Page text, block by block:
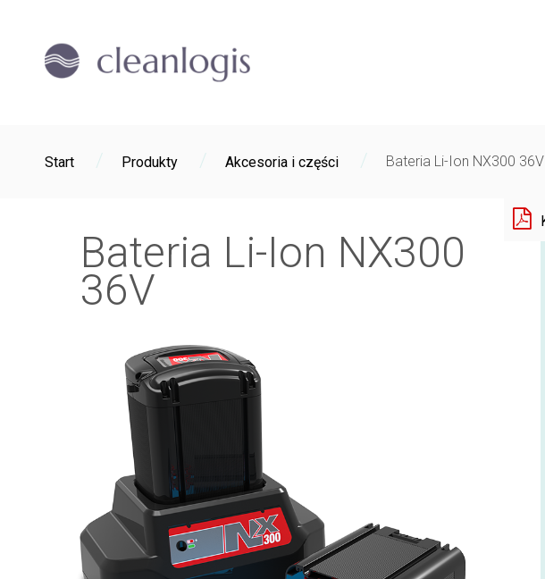
Start / Produkty / Akcesoria i części / Bateria Li-Ion NX300 36V
Bateria Li-Ion NX300
36V